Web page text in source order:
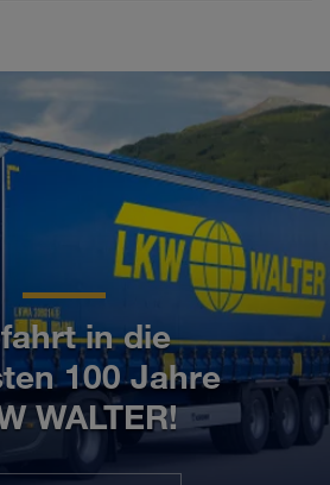
in die
100 Jahre
WALTER!